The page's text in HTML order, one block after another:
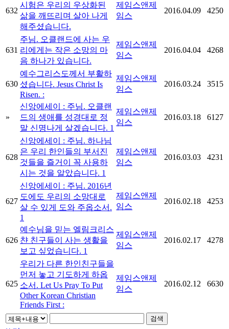
632
시험은 우리의 우상화된
삶을 깨뜨리며 살아 나게
해주셨습니다.
제임스앤제
임스
2016.04.09 4250
631
주님. 오클랜드에 사는 우
리에게는 작은 소망의 마
음 하나가 있습니다.
제임스앤제
임스
2016.04.04 4268
630
예수그리스도께서 부활하
셨습니다. Jesus Christ Is
Risen. :
제임스앤제
임스
2016.03.24 3515
»
신앙에세이 : 주님. 오클랜
드의 생애를 성경대로 정
말 신명나게 살겠습니다. 1
제임스앤제
임스
2016.03.18 6127
628
신앙에세이 : 주님. 하나님
은 우리 한인들의 부서진
것들을 즐거이 꼭 사용하
시는 것을 알았습니다. 1
제임스앤제
임스
2016.03.03 4231
627
신앙에세이 : 주님. 2016년
도에도 우리의 소망대로
살 수 있게 도와 주옵소서.
1
제임스앤제
임스
2016.02.18 4253
626
예수님을 믿는 엘림크리스
챤 친구들이 사는 생활을
보고 싶었습니다. 1
제임스앤제
임스
2016.02.17 4278
625
우리가 다른 한인친구들을
먼저 놓고 기도하게 하옵
소서. Let Us Pray To Put
Other Korean Christian
Friends First :
제임스앤제
임스
2016.02.12 6630
검색